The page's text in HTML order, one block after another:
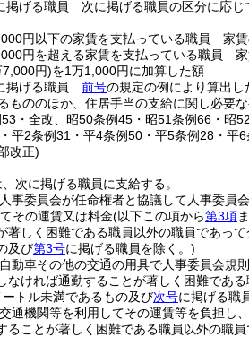
掲げる職員 次に掲げる職員の区分に応じ
円以下の家賃を支払っている職員 家
円を超える家賃を支払っている職員
7,000円)を1万1,000円に加算した額
掲げる職員 前号の規定の例により算出
もののほか、住居手当の支給に関し必要
・全改、昭50条例45・昭51条例66・昭
平2条例31・平4条例50・平5条例28・平
改正)
次に掲げる職員に支給する。
事委員会が任命権者と協議して人事委員
その運賃又は料金(以下この項から第3項
著しく困難である職員以外の職員であっ
及び第3号に掲げる職員を除く。)
動車その他の交通の用具で人事委員会規
なければ通勤することが著しく困難であ
トル未満であるもの及び次号に掲げる職
通機関等を利用してその運賃等を負担し
ることが著しく困難である職員以外の職